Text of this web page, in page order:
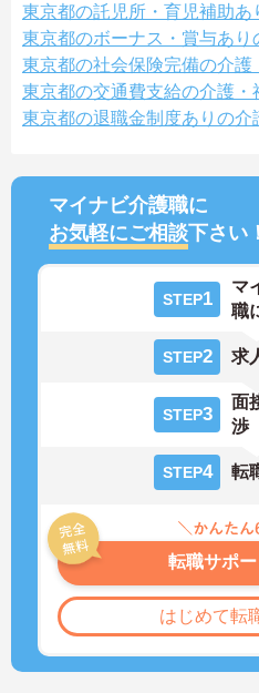
東京都の託児所・育児補助あ
東京都のボーナス・賞与あり
東京都の社会保険完備の介護
東京都の交通費支給の介護・
東京都の退職金制度ありの介
マイナビ介護職に
お気軽にご相談下さい！
STEP1
マ
職
STEP2 求
STEP3
面
渉
STEP4 転
転職サポ
はじめて転